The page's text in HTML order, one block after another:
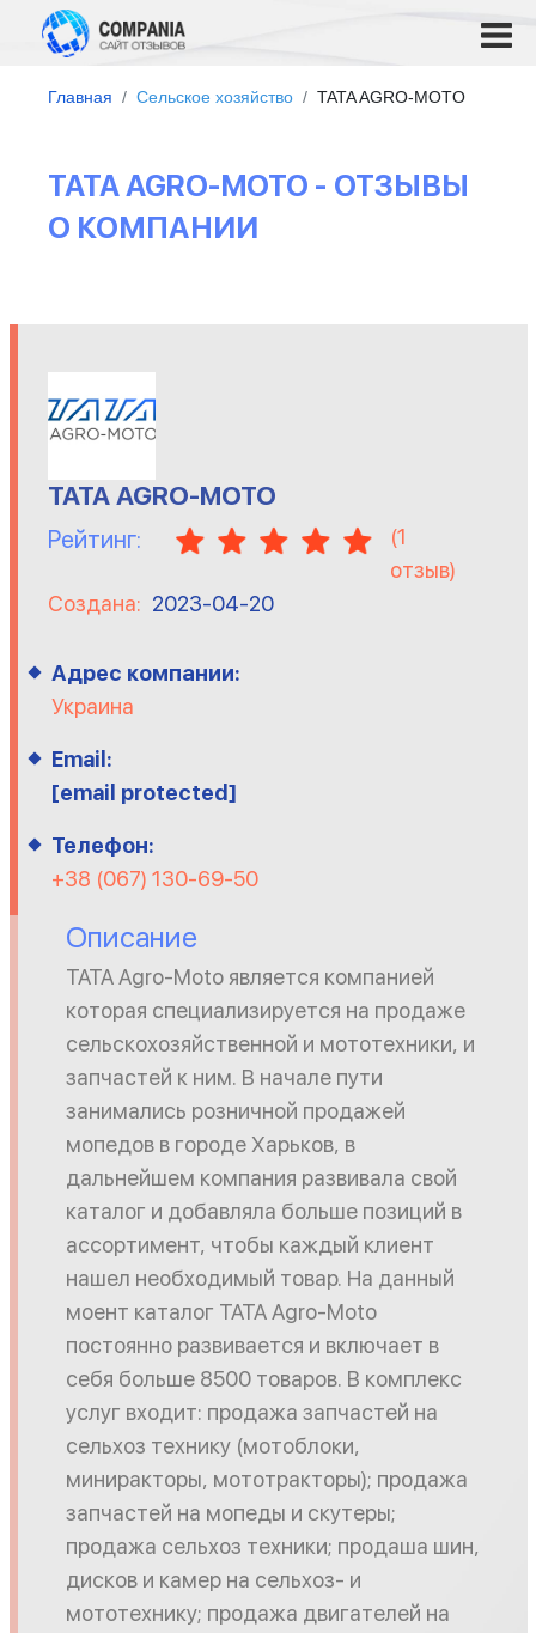
Главная Сельское хозяйство TATA AGRO-MOTO
TATA AGRO-MOTO - ОТЗЫВЫ
О КОМПАНИИ
TATA AGRO-MOTO
Рейтинг: (1
отзыв)
Создана: 2023-04-20
Адрес компании:
Украина
Email:
[email protected]
Телефон:
+38 (067) 130-69-50
Описание
TATA Agro-Moto является компанией
которая специализируется на продаже
сельскохозяйственной и мототехники, и
запчастей к ним. В начале пути
занимались розничной продажей
мопедов в городе Харьков, в
дальнейшем компания развивала свой
каталог и добавляла больше позиций в
ассортимент, чтобы каждый клиент
нашел необходимый товар. На данный
моент каталог TATA Agro-Moto
постоянно развивается и включает в
себя больше 8500 товаров. В комплекс
услуг входит: продажа запчастей на
сельхоз технику (мотоблоки,
миниракторы, мототракторы); продажа
запчастей на мопеды и скутеры;
продажа сельхоз техники; продаша шин,
дисков и камер на сельхоз- и
мототехнику; продажа двигателей на